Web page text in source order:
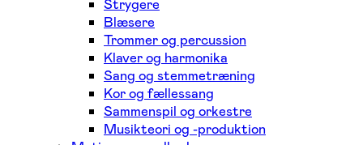
Strygere
Blæsere
Trommer og percussion
Klaver og harmonika
Sang og stemmetræning
Kor og fællessang
Sammenspil og orkestre
Musikteori og -produktion